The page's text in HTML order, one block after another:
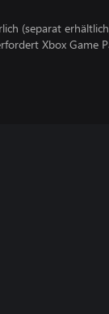
(separat
Xbox Game